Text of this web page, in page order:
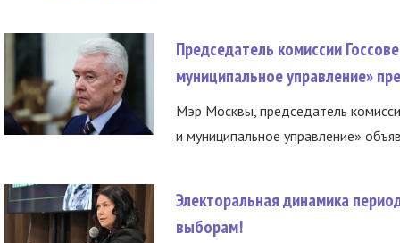
Председатель комиссии
муниципальное управление»
Мэр Москвы, председатель
и муниципальное управление»
Электоральная динамика
выборам!